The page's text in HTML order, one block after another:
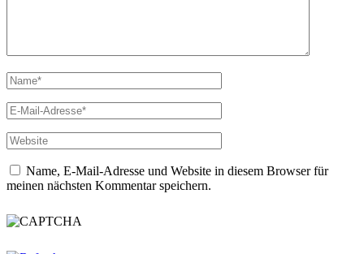
Name, E-Mail-Adresse und Website in diesem Browser für
meinen nächsten Kommentar speichern.